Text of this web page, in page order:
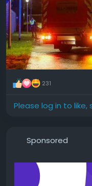
231
Please log in to
Sponsored